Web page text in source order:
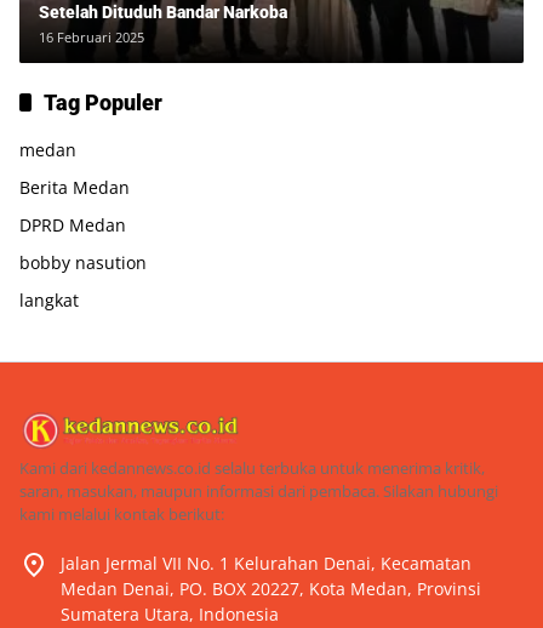
Setelah Dituduh Bandar Narkoba
16 Februari 2025
Tag Populer
medan
Berita Medan
DPRD Medan
bobby nasution
langkat
Kami dari kedannews.co.id selalu terbuka untuk menerima kritik,
saran, masukan, maupun informasi dari pembaca. Silakan hubungi
kami melalui kontak berikut:
Jalan Jermal VII No. 1 Kelurahan Denai, Kecamatan
Medan Denai, PO. BOX 20227, Kota Medan, Provinsi
Sumatera Utara, Indonesia